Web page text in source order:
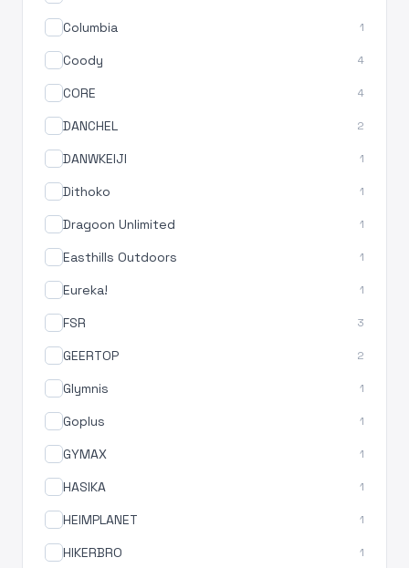
Columbia 1
Coody 4
CORE 4
DANCHEL 2
DANWKEIJI 1
Dithoko 1
Dragoon Unlimited 1
Easthills Outdoors 1
Eureka! 1
FSR 3
GEERTOP 2
Glymnis 1
Goplus 1
GYMAX 1
HASIKA 1
HEIMPLANET 1
HIKERBRO 1